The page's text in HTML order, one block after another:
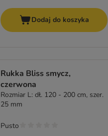
Dodaj do koszyka
Rukka Bliss smycz,
czerwona
Rozmiar L: dł. 120 - 200 cm, szer.
25 mm
Pusto